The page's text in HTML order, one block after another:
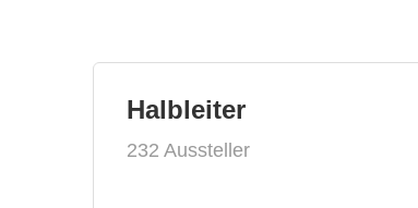
Halbleiter
232 Aussteller